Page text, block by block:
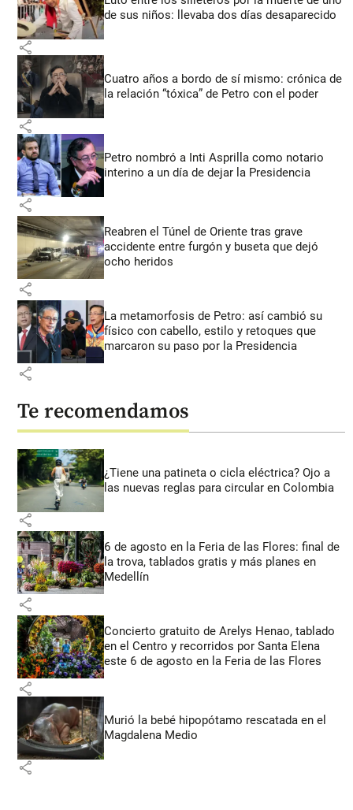
de sus niños: llevaba dos días desaparecido
share
Cuatro años a bordo de sí mismo: crónica de
la relación “tóxica” de Petro con el poder
share
Petro nombró a Inti Asprilla como notario
interino a un día de dejar la Presidencia
share
Reabren el Túnel de Oriente tras grave
accidente entre furgón y buseta que dejó
ocho heridos
share
La metamorfosis de Petro: así cambió su
físico con cabello, estilo y retoques que
marcaron su paso por la Presidencia
share
Te recomendamos
¿Tiene una patineta o cicla eléctrica? Ojo a
las nuevas reglas para circular en Colombia
share
6 de agosto en la Feria de las Flores: final de
la trova, tablados gratis y más planes en
Medellín
share
Concierto gratuito de Arelys Henao, tablado
en el Centro y recorridos por Santa Elena
este 6 de agosto en la Feria de las Flores
share
Murió la bebé hipopótamo rescatada en el
Magdalena Medio
share